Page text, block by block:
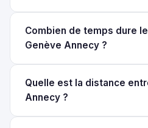
Combien de temps dure
Genève Annecy ?
Quelle est la distance
Annecy ?